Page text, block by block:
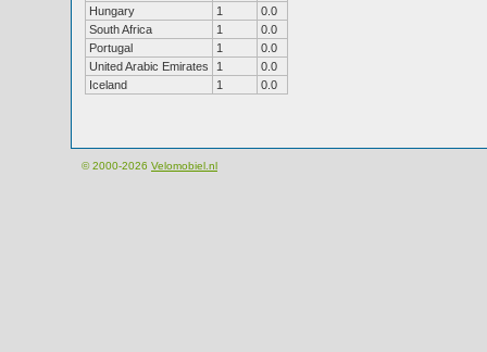
Hungary
1
0.0
South Africa
1
0.0
Portugal
1
0.0
United Arabic Emirates
1
0.0
Iceland
1 0.0
© 2000-2026 Velomobiel.nl